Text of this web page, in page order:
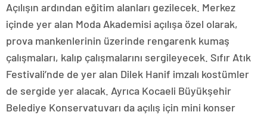
Açılışın ardından eğitim alanları gezilecek. Merkez
içinde yer alan Moda Akademisi açılışa özel olarak,
prova mankenlerinin üzerinde rengarenk kumaş
çalışmaları, kalıp çalışmalarını sergileyecek. Sıfır Atık
Festivali’nde de yer alan Dilek Hanif imzalı kostümler
de sergide yer alacak. Ayrıca Kocaeli Büyükşehir
Belediye Konservatuvarı da açılış için mini konser